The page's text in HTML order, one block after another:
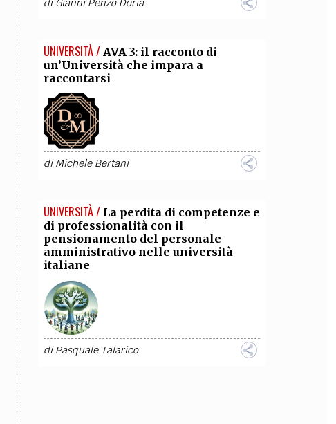
diGianni Penzo Doria
UNIVERSITÀ / AVA 3: il racconto di
un’Università che impara a
raccontarsi
diMichele Bertani
UNIVERSITÀ / La perdita di competenze e
di professionalità con il
pensionamento del personale
amministrativo nelle università
italiane
diPasquale Talarico